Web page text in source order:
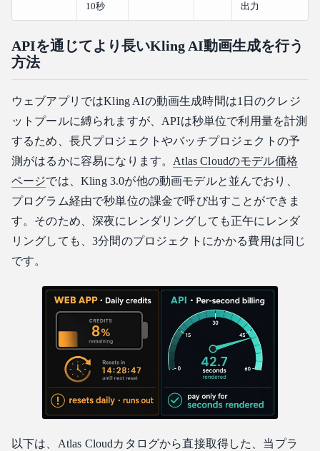
10秒
出力
APIを通じてより長いKling AI動画生成を行う
方法
ウェブアプリではKling AIの動画生成時間は1日のクレジ
ットプールに縛られますが、APIは秒単位で利用量を計測
するため、長尺プロジェクトやバッチプロジェクトの予
測がはるかに容易になります。 Atlas Cloudのモデル価格
ページでは、Kling 3.0が他の動画モデルと並んでおり、
プログラム経由で秒単位の課金で呼び出すことができま
す。そのため、深夜にレンダリングしても正午にレンダ
リングしても、3分間のプロジェクトにかかる費用は同じ
です。
以下は、Atlas Cloudカタログから直接取得した、当プラ